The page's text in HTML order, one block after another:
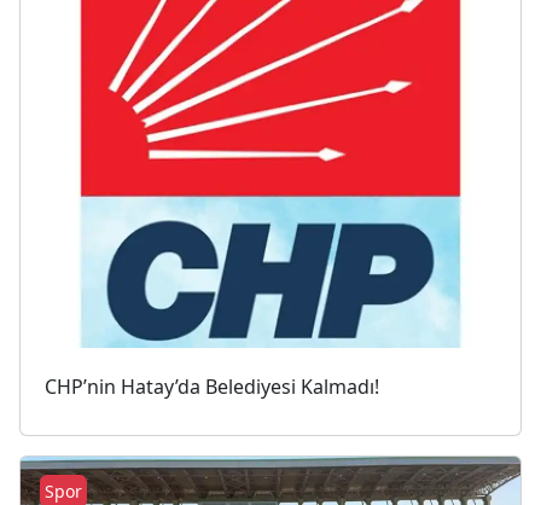
CHP’nin Hatay’da Belediyesi Kalmadı!
Spor